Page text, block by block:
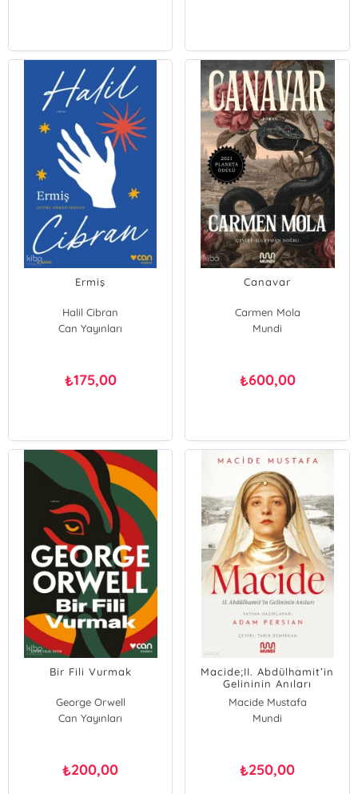
Ermiş
Halil Cibran
Can Yayınları
₺175,00
Canavar
Carmen Mola
Mundi
₺600,00
Bir Fili Vurmak
George Orwell
Can Yayınları
₺200,00
Macide;II. Abdülhamit’in
Gelininin Anıları
Macide Mustafa
Mundi
₺250,00